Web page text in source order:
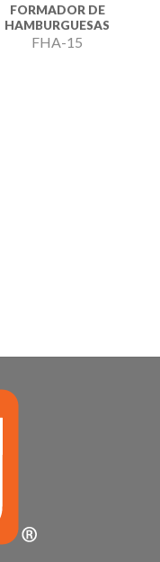
FORMADOR DE
HAMBURGUESAS
FHA-15